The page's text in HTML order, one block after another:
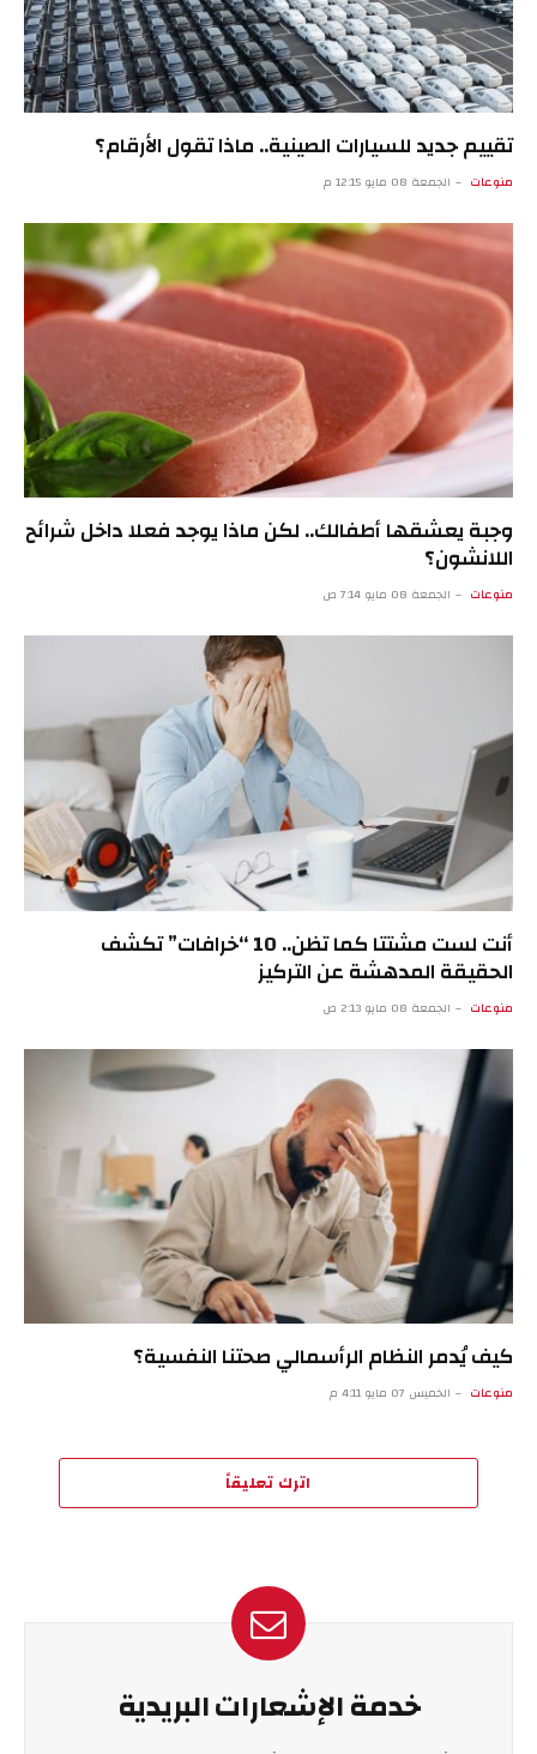
تقييم جديد للسيارات الصينية.. ماذا تقول الأرقام؟
منوعات الجمعة 08 مايو 12:15 م
وجبة يعشقها أطفالك.. لكن ماذا يوجد فعلا داخل شرائح
اللانشون؟
منوعات الجمعة 08 مايو 7:14 ص
أنت لست مشتتا كما تظن.. 10 “خرافات” تكشف
الحقيقة المدهشة عن التركيز
منوعات الجمعة 08 مايو 2:13 ص
كيف يُدمر النظام الرأسمالي صحتنا النفسية؟
منوعات الخميس 07 مايو 4:11 م
اترك تعليقاً
خدمة الإشعارات البريدية